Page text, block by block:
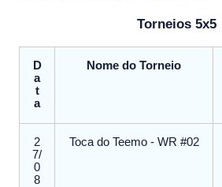
Torneios 5x5
D
a
t
a
Nome do Torneio
2
7/
0
8
Toca do Teemo - WR #02